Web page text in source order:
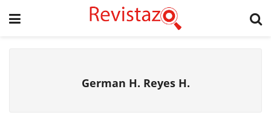
German H. Reyes H.